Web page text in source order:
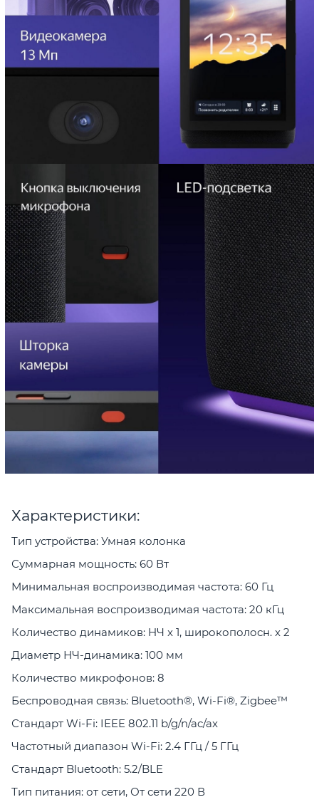
Характеристики:
Тип устройства: Умная колонка
Суммарная мощность: 60 Вт
Минимальная воспроизводимая частота: 60 Гц
Максимальная воспроизводимая частота: 20 кГц
Количество динамиков: НЧ x 1, широкополосн. x 2
Диаметр НЧ-динамика: 100 мм
Количество микрофонов: 8
Беспроводная связь: Bluetooth®, Wi-Fi®, Zigbee™
Стандарт Wi-Fi: IEEE 802.11 b/g/n/ac/ax
Частотный диапазон Wi-Fi: 2.4 ГГц / 5 ГГц
Стандарт Bluetooth: 5.2/BLE
Тип питания: от сети, От сети 220 В